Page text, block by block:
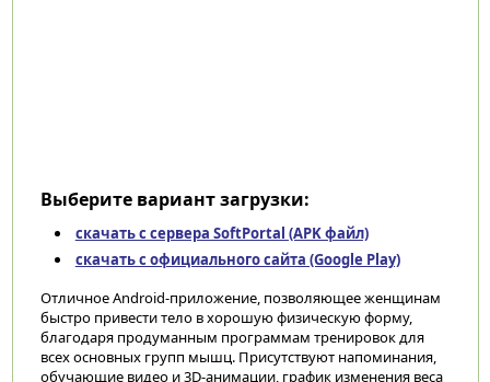
Выберите вариант загрузки:
скачать с сервера SoftPortal (APK файл)
скачать с официального сайта (Google Play)
Отличное Android-приложение, позволяющее женщинам
быстро привести тело в хорошую физическую форму,
благодаря продуманным программам тренировок для
всех основных групп мышц. Присутствуют напоминания,
обучающие видео и 3D-анимации, график изменения веса